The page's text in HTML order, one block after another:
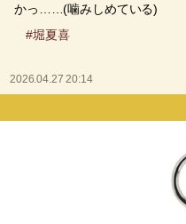
かっ……(噛みしめている)
#堀夏喜
2026.04.27 20:14